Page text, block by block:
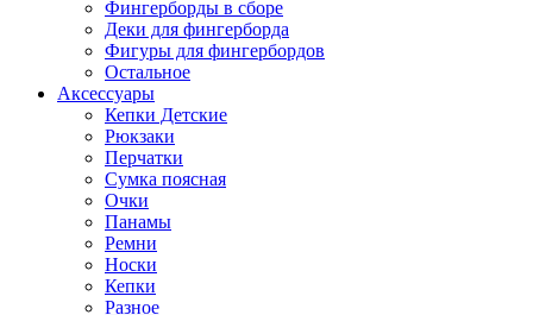
Фингерборды в сборе
Деки для фингерборда
Фигуры для фингербордов
Остальное
Аксессуары
Кепки Детские
Рюкзаки
Перчатки
Сумка поясная
Очки
Панамы
Ремни
Носки
Кепки
Разное